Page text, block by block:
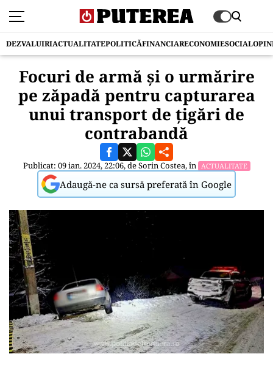
DEZVALUIRIACTUALITATEPOLITICĂFINANCIARECONOMIESOCIAL
Focuri de armă și o urmărire
pe zăpadă pentru capturarea
unui transport de țigări de
contrabandă
Publicat: 09 ian. 2024, 22:06, deSorin Costea, în ACTUALITATE
Adaugă-ne ca sursă preferată în Google